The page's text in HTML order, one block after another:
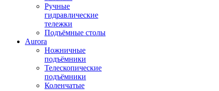
Ручные
гидравлические
тележки
Подъёмные столы
Aurora
Ножничные
подъёмники
Телескопические
подъёмники
Коленчатые